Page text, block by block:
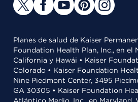
Planes de salud de Kaiser
Foundation Health Plan, Inc., en el
California y Hawái • Kaiser
Colorado • Kaiser Foundation
Nine Piedmont Center, 3495
GA 30305 • Kaiser Foundation